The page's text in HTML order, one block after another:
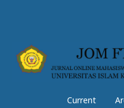
Current